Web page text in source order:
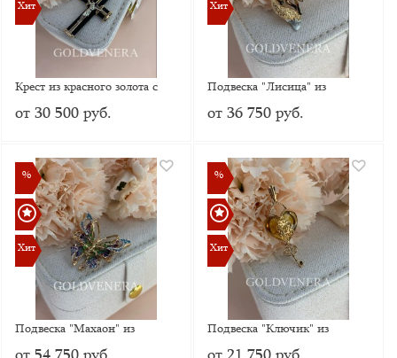
Хит
Хит
Крест из красного золота с
Каучуком
от 30 500 руб.
Хит
Хит
Подвеска "Лисица" из
красного золота
от 36 750 руб.
%
Хит
%
Хит
Подвеска "Махаон" из
красного золота с миксом
%
Хит
%
Хит
Подвеска "Ключик" из
красного золота с янтарём